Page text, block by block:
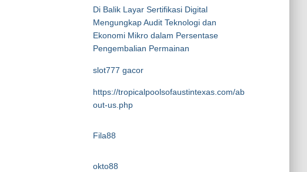
Di Balik Layar Sertifikasi Digital
Mengungkap Audit Teknologi dan
Ekonomi Mikro dalam Persentase
Pengembalian Permainan
slot777 gacor
https://tropicalpoolsofaustintexas.com/ab
out-us.php
Fila88
okto88